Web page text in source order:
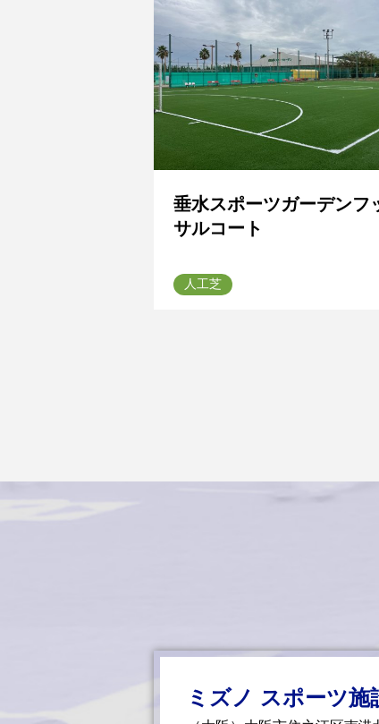
垂水スポーツガーデンフ
サルコート
人工芝
ミズノ スポーツ